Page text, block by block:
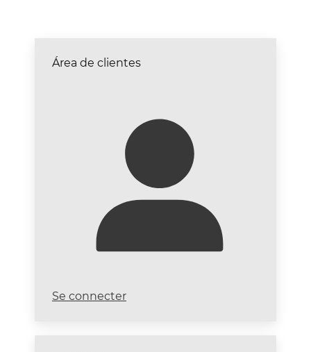
Área de clientes
Se connecter